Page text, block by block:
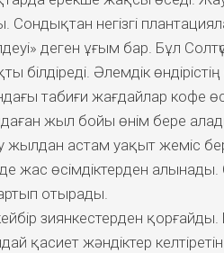
Сондықтан негізгі
деген ұғым бар. Бұл
білдіреді. Әлемдік
табиғи жағдайлар кофе
жыл бойы өнім бере
жылдан астам уақыт жеміс
жас өсімдіктерден
отырады.
зиянкестерден қорғайды.
қасиет жәндіктер